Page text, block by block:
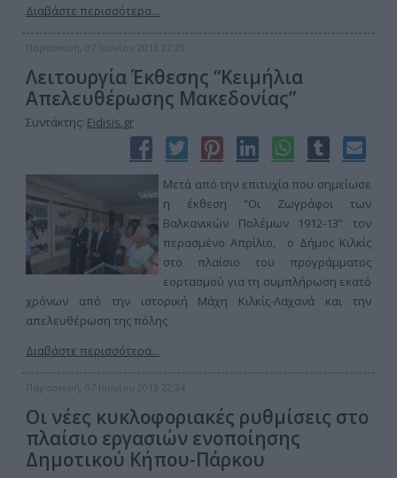
Διαβάστε περισσότερα...
Παρασκευή, 07 Ιουνίου 2013 22:29
Λειτουργία Έκθεσης “Κειμήλια
Απελευθέρωσης Μακεδονίας”
Συντάκτης: Eidisis.gr
Μετά από την επιτυχία που σημείωσε
η έκθεση “Οι Ζωγράφοι των
Βαλκανικών Πολέμων 1912-13” τον
περασμένο Απρίλιο, ο Δήμος Κιλκίς
στο πλαίσιο του προγράμματος
εορτασμού για τη συμπλήρωση εκατό
χρόνων από την ιστορική Μάχη Κιλκίς-Λαχανά και την
απελευθέρωση της πόλης
Διαβάστε περισσότερα...
Παρασκευή, 07 Ιουνίου 2013 22:24
Οι νέες κυκλοφοριακές ρυθμίσεις στο
πλαίσιο εργασιών ενοποίησης
Δημοτικού Κήπου-Πάρκου